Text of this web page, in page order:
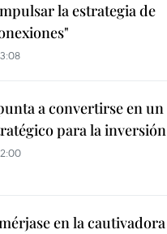
la estrategia de
a convertirse en un
para la inversión
en la cautivadora